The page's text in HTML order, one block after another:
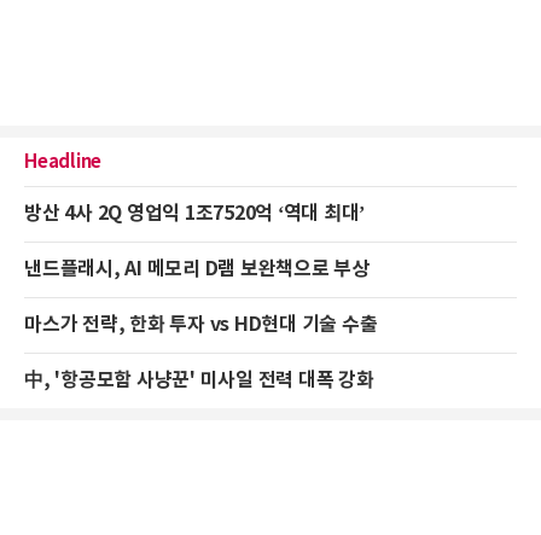
Headline
방산 4사 2Q 영업익 1조7520억 ‘역대 최대’
낸드플래시, AI 메모리 D램 보완책으로 부상
마스가 전략, 한화 투자 vs HD현대 기술 수출
中, '항공모함 사냥꾼' 미사일 전력 대폭 강화